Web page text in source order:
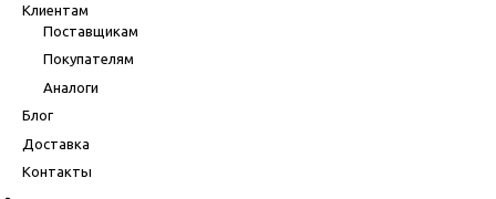
Клиентам
Поставщикам
Покупателям
Аналоги
Блог
Доставка
Контакты